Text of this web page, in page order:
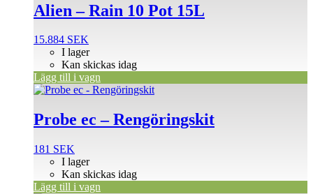
Alien – Rain 10 Pot 15L
15.884 SEK
I lager
Kan skickas idag
Lägg till i vagn
Probe ec – Rengöringskit
181 SEK
I lager
Kan skickas idag
Lägg till i vagn